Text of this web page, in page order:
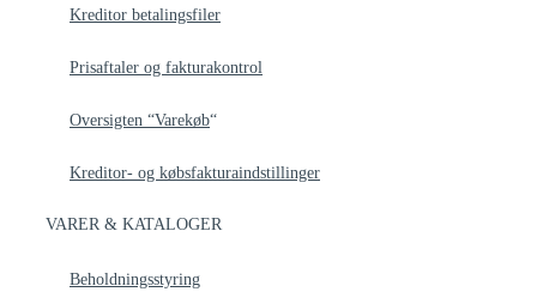
Kreditor betalingsfiler
Prisaftaler og fakturakontrol
Oversigten “Varekøb“
Kreditor- og købsfakturaindstillinger
VARER & KATALOGER
Beholdningsstyring